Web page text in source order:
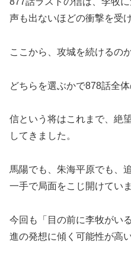
声も出ないほどの衝撃を受
ここから、攻城を続けるの
どちらを選ぶかで878話全
信という将はこれまで、絶
してきました。
馬陽でも、朱海平原でも、
一手で局面をこじ開けていま
今回も「目の前に李牧がい
進の発想に傾く可能性が高